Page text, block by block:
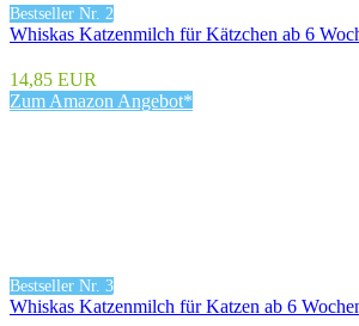
Bestseller Nr. 2
Whiskas Katzenmilch für Kätzchen ab 6
14,85 EUR
Zum Amazon Angebot*
Bestseller Nr. 3
Whiskas Katzenmilch für Katzen ab 6